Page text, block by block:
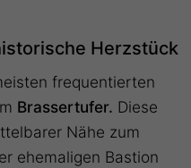
Herzstück
frequentierten
Brassertufer. Diese
Nähe zum
ehemaligen Bastion